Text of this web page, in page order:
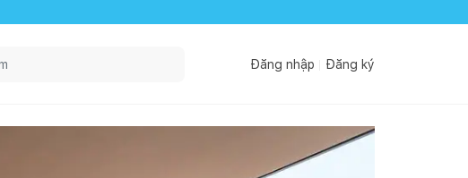
Đăng nhập Đăng ký